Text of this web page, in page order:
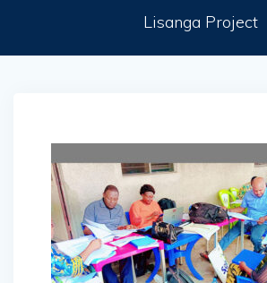
Lisanga Project